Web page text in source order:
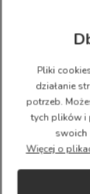
Uwaga:
plecaków
litrów) i
Pliki
działanie
potrzeb.
tych plików i
swoich
Więcej o